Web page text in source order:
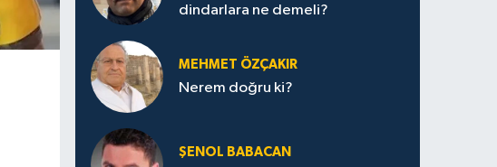
dindarlara ne demeli?
MEHMET ÖZÇAKIR
Nerem doğru ki?
ŞENOL BABACAN